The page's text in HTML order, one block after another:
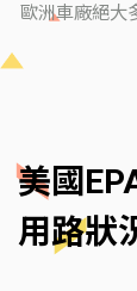
歐洲車廠絕大
美國
用路狀